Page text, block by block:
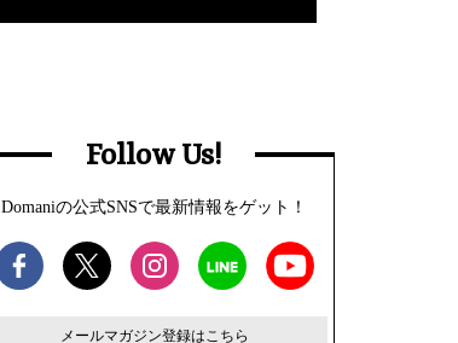
Follow Us!
Domaniの公式SNSで最新情報をゲット！
メールマガジン登録はこちら